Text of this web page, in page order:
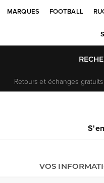
MARQUES FOOTBALL
Retours et échanges
VOS